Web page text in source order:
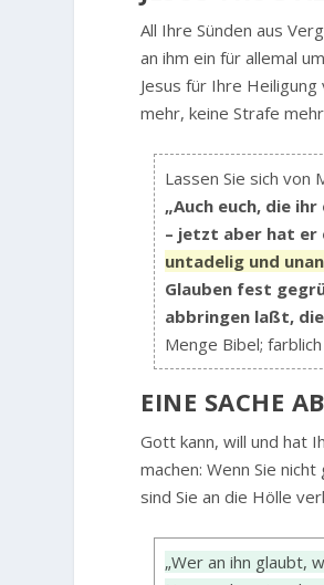
All Ihre Sünden aus
an ihm ein für allemal
Jesus für Ihre
mehr, keine Strafe
Lassen Sie sich von
„Auch euch, die
– jetzt aber hat er
untadelig und
Glauben fest
abbringen laßt,
Menge Bibel;
EINE SACHE
Gott kann, will und hat
machen: Wenn Sie
sind Sie an die Hölle
„Wer an ihn glaubt,